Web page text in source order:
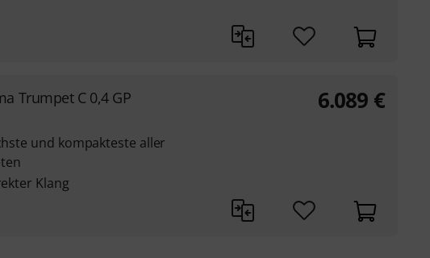
Trumpet C 0,4 GP
und kompakteste aller
Klang
6.089 €